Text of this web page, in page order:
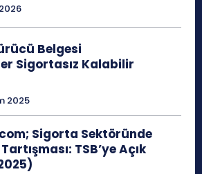
Belgesi
Sigortasız Kalabilir
2025
Sigorta Sektöründe
TSB’ye Açık